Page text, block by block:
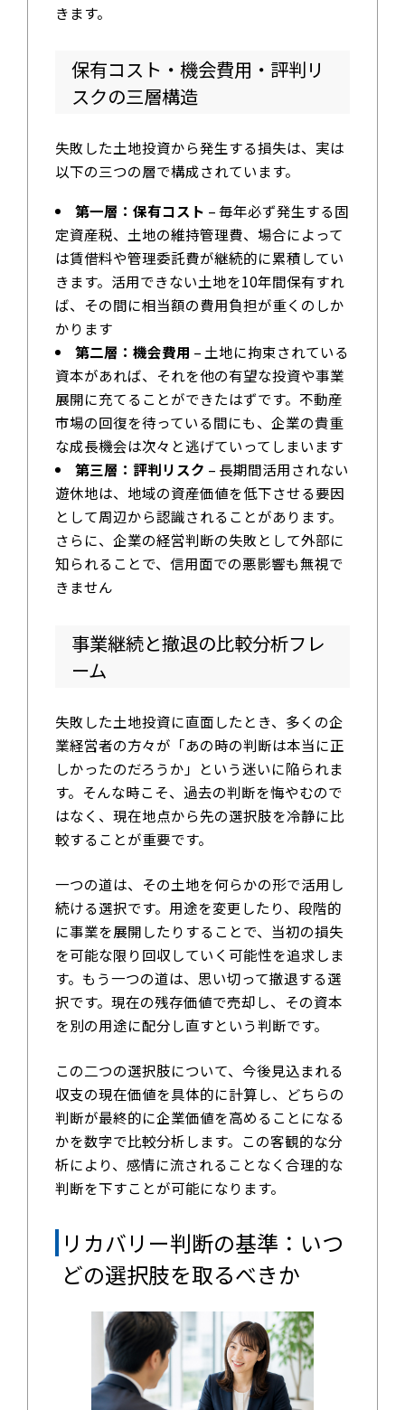
きます。
保有コスト・機会費用・評判リ
スクの三層構造
失敗した土地投資から発生する損失は、実は
以下の三つの層で構成されています。
第一層：保有コスト – 毎年必ず発生する固
定資産税、土地の維持管理費、場合によって
は賃借料や管理委託費が継続的に累積してい
きます。活用できない土地を10年間保有すれ
ば、その間に相当額の費用負担が重くのしか
かります
第二層：機会費用 – 土地に拘束されている
資本があれば、それを他の有望な投資や事業
展開に充てることができたはずです。不動産
市場の回復を待っている間にも、企業の貴重
な成長機会は次々と逃げていってしまいます
第三層：評判リスク – 長期間活用されない
遊休地は、地域の資産価値を低下させる要因
として周辺から認識されることがあります。
さらに、企業の経営判断の失敗として外部に
知られることで、信用面での悪影響も無視で
きません
事業継続と撤退の比較分析フレ
ーム
失敗した土地投資に直面したとき、多くの企
業経営者の方々が「あの時の判断は本当に正
しかったのだろうか」という迷いに陥られま
す。そんな時こそ、過去の判断を悔やむので
はなく、現在地点から先の選択肢を冷静に比
較することが重要です。
一つの道は、その土地を何らかの形で活用し
続ける選択です。用途を変更したり、段階的
に事業を展開したりすることで、当初の損失
を可能な限り回収していく可能性を追求しま
す。もう一つの道は、思い切って撤退する選
択です。現在の残存価値で売却し、その資本
を別の用途に配分し直すという判断です。
この二つの選択肢について、今後見込まれる
収支の現在価値を具体的に計算し、どちらの
判断が最終的に企業価値を高めることになる
かを数字で比較分析します。この客観的な分
析により、感情に流されることなく合理的な
判断を下すことが可能になります。
リカバリー判断の基準：いつ
どの選択肢を取るべきか